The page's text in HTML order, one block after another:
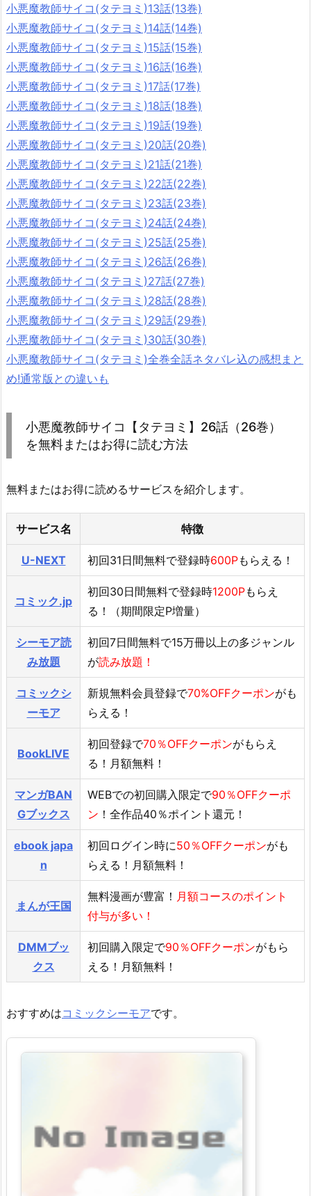
小悪魔教師サイコ(タテヨミ)13話(13巻)
小悪魔教師サイコ(タテヨミ)14話(14巻)
小悪魔教師サイコ(タテヨミ)15話(15巻)
小悪魔教師サイコ(タテヨミ)16話(16巻)
小悪魔教師サイコ(タテヨミ)17話(17巻)
小悪魔教師サイコ(タテヨミ)18話(18巻)
小悪魔教師サイコ(タテヨミ)19話(19巻)
小悪魔教師サイコ(タテヨミ)20話(20巻)
小悪魔教師サイコ(タテヨミ)21話(21巻)
小悪魔教師サイコ(タテヨミ)22話(22巻)
小悪魔教師サイコ(タテヨミ)23話(23巻)
小悪魔教師サイコ(タテヨミ)24話(24巻)
小悪魔教師サイコ(タテヨミ)25話(25巻)
小悪魔教師サイコ(タテヨミ)26話(26巻)
小悪魔教師サイコ(タテヨミ)27話(27巻)
小悪魔教師サイコ(タテヨミ)28話(28巻)
小悪魔教師サイコ(タテヨミ)29話(29巻)
小悪魔教師サイコ(タテヨミ)30話(30巻)
小悪魔教師サイコ(タテヨミ)全巻全話ネタバレ込の感想まと
め!通常版との違いも
小悪魔教師サイコ【タテヨミ】26話（26巻）
を無料またはお得に読む方法
無料またはお得に読めるサービスを紹介します。
サービス名 特徴
U-NEXT 初回31日間無料で登録時600Pもらえる！
コミック.jp
初回30日間無料で登録時1200Pもらえ
る！（期間限定P増量）
シーモア読
み放題
初回7日間無料で15万冊以上の多ジャンル
が読み放題！
コミックシ
ーモア
新規無料会員登録で70%OFFクーポンがも
らえる！
BookLIVE
初回登録で70％OFFクーポンがもらえ
る！月額無料！
マンガBAN
Gブックス
WEBでの初回購入限定で90％OFFクーポ
ン ！全作品40％ポイント還元！
ebook japa
n
初回ログイン時に50％OFFクーポンがも
らえる！月額無料！
まんが王国
無料漫画が豊富！ 月額コースのポイント
付与が多い！
DMMブッ
クス
初回購入限定で90％OFFクーポンがもら
える！月額無料！
おすすめはコミックシーモアです。